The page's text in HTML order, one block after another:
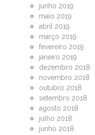
junho 2019
maio 2019
abril 2019
março 2019
fevereiro 2019
janeiro 2019
dezembro 2018
novembro 2018
outubro 2018
setembro 2018
agosto 2018
julho 2018
junho 2018